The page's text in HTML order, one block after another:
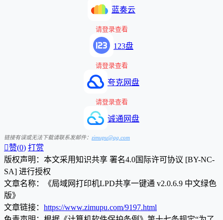
蓝奏云
请登录查看
123盘
请登录查看
夸克网盘
请登录查看
诚通网盘
链接有误或无法下载请联系发邮件： zimupu@qq.com
赞(0) 打赏
版权声明：本文采用知识共享 署名4.0国际许可协议 [BY-NC-
SA] 进行授权
文章名称：《局域网打印机LPD共享一键通 v2.0.6.9 中文绿色
版》
文章链接： https://www.zimupu.com/9197.html